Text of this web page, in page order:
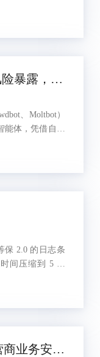
已难以应对新
OpenClaw 安全现状：高风险暴露，官方密集预警
、Moltbot）
体，凭借自主
等能力快速普
保 2.0 的日志条
间压缩到 5 分
负载均衡+WAF：助力运营商业务安全、高效升级